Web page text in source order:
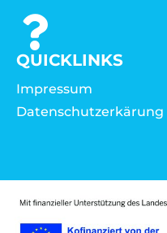
QUICKLINKS
Impressum
Datenschutzerkärung